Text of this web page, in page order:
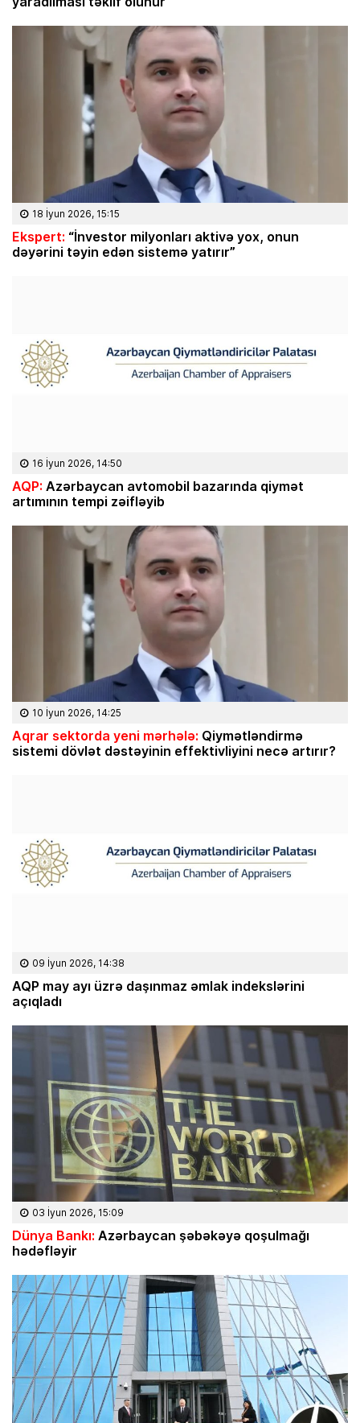
18 İyun 2026, 15:15
Ekspert: “İnvestor milyonları aktivə yox, onun
dəyərini təyin edən sistemə yatırır”
16 İyun 2026, 14:50
AQP: Azərbaycan avtomobil bazarında qiymət
artımının tempi zəifləyib
10 İyun 2026, 14:25
Aqrar sektorda yeni mərhələ: Qiymətləndirmə
sistemi dövlət dəstəyinin effektivliyini necə artırır?
09 İyun 2026, 14:38
AQP may ayı üzrə daşınmaz əmlak indekslərini
açıqladı
03 İyun 2026, 15:09
Dünya Bankı: Azərbaycan şəbəkəyə qoşulmağı
hədəfləyir